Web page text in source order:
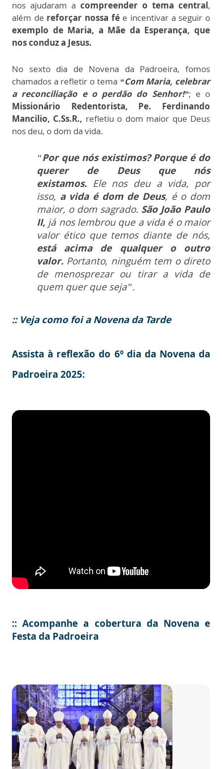
nos ajudaram a compreender o tema central,
além de reforçar nossa fée incentivar a seguir o
exemplo de Maria, a Mãe da Esperança, que
nos conduz a Jesus.
No sexto dia de Novena da Padroeira, fomos
chamados a refletir o tema “Com Maria, celebrar
a reconciliação e o perdão do Senhor!”; e o
Missionário Redentorista, Pe. Ferdinando
Mancilio, C.Ss.R., refletiu o dom maior que Deus
nos deu, o dom da vida.
“Por que nós existimos? Porque é do
querer de Deus que nós
existamos. Ele nos deu a vida, por
isso, a vida é dom de Deus, é o dom
maior, o dom sagrado. São João Paulo
II, já nos lembrou que a vida é o maior
valor ético que temos diante de nós,
está acima de qualquer o outro
valor. Portanto, ninguém tem o direto
de menosprezar ou tirar a vida de
quem quer que seja”.
:: Veja como foi a Novena da Tarde
Assista à reflexão do 6º dia da Novena da
Padroeira 2025:
:: Acompanhe a cobertura da Novena e
Festa da Padroeira